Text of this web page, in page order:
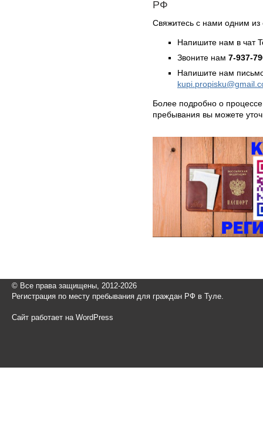
РФ
Свяжитесь с нами одним
Напишите нам в чат
Звоните нам 7-937-
Напишите нам
Более подробно о
пребывания вы можете
© Все права защищены, 2012-2026
Регистрация по месту пребывания для граждан РФ в Туле.
Сайт работает на WordPress